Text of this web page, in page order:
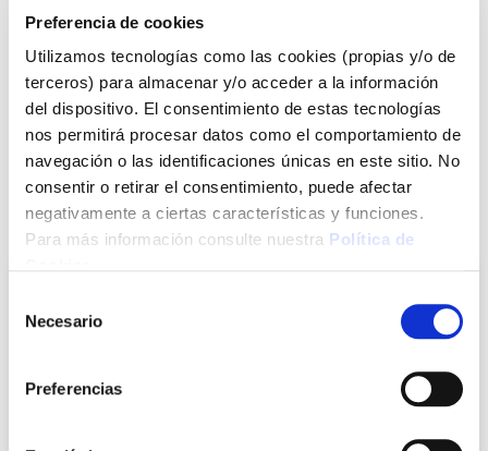
Preferencia de cookies
Utilizamos tecnologías como las cookies (propias y/o de
terceros) para almacenar y/o acceder a la información
del dispositivo. El consentimiento de estas tecnologías
nos permitirá procesar datos como el comportamiento de
navegación o las identificaciones únicas en este sitio. No
consentir o retirar el consentimiento, puede afectar
negativamente a ciertas características y funciones.
Para más información consulte nuestra Política de
Necesario
Preferencias
Brocha Redonda con mango de polipropileno amarillo. Uso
universal con todo tipo de pinturas.Brocha especialmente
indicada para recortar y para pintar tanto en superficies
planas como redondas.
Ver más
También te puede interesar